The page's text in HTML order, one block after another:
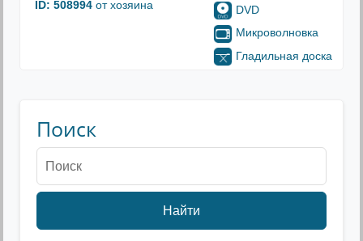
ID: 508994 от хозяина
DVD
Микроволновка
Гладильная доска
Поиск
Найти